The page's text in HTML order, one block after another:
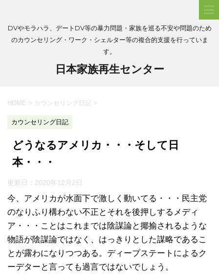
DVやモラハラ、デートDV等の暴力問題・家族を巡る不安や問題のため
のカウンセリング・ワーク・シェルター等の複合的支援を行っていま
す。
日本家族再生センター
HOME > カウンセリング日記 >
カウンセリング日記
どうなるアメリカ・・・そして日
本・・・
更新日： 2020年12月2日
今、アメリカが水面下で激しく動いてる・・・民主党
のなりふり構わない不正とそれを後押しするメディ
ア・・・ことはこれまでは陰謀論と揶揄されるような
物語が陰謀論ではなく、はっきりとした謀略であるこ
とが露わになりつつある。ディープステートによるク
ーデターと言っても過言ではないでしょう。